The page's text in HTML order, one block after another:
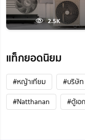
2.5K
แท็กยอดนิยม
#หญ้าเทียม
#บริษัท
#Natthanan
#ตู้เอ